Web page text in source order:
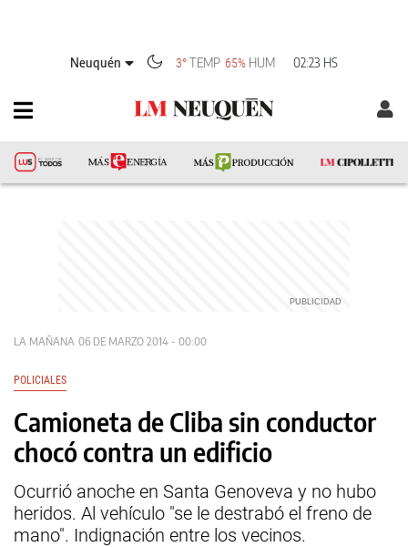
Neuquén 3° TEMP 65% HUM 02:23 HS
LA MAÑANA 06 DE MARZO 2014 - 00:00
POLICIALES
Camioneta de Cliba sin conductor
chocó contra un edificio
Ocurrió anoche en Santa Genoveva y no hubo
heridos. Al vehículo "se le destrabó el freno de
mano". Indignación entre los vecinos.